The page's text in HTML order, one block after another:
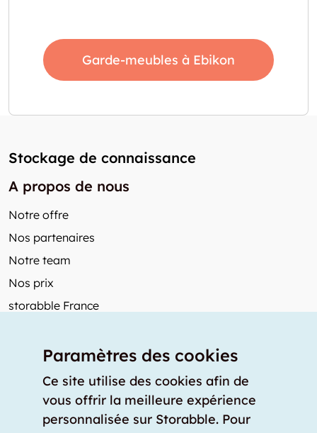
Garde-meubles à Ebikon
Stockage de connaissance
A propos de nous
Notre offre
Nos partenaires
Notre team
Nos prix
storabble France
Articles de presse
Comment calculer la capacité d'un garde-meuble?
Quel est le tarif moyen d'un garde-meuble?
Paramètres des cookies
Ce site utilise des cookies afin de
vous offrir la meilleure expérience
personnalisée sur Storabble. Pour